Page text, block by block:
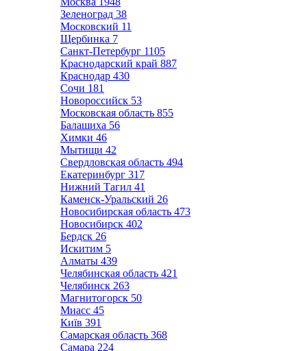
Зеленоград 38
Московский 11
Щербинка 7
Санкт-Петербург 1105
Краснодарский край 887
Краснодар 430
Сочи 181
Новороссийск 53
Московская область 855
Балашиха 56
Химки 46
Мытищи 42
Свердловская область 494
Екатеринбург 317
Нижний Тагил 41
Каменск-Уральский 26
Новосибирская область 473
Новосибирск 402
Бердск 26
Искитим 5
Алматы 439
Челябинская область 421
Челябинск 263
Магнитогорск 50
Миасс 45
Київ 391
Самарская область 368
Самара 224